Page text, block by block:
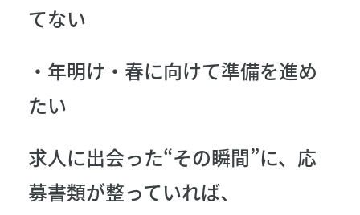
てない
・年明け・春に向けて準備を進め
たい
求人に出会った“その瞬間”に、応
募書類が整っていれば、